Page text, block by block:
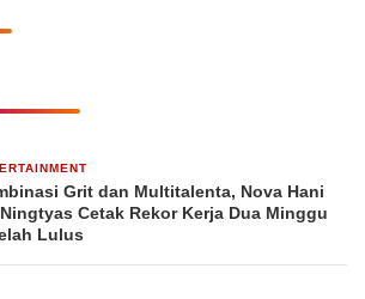
Grit dan Multitalenta, Nova Hani
Cetak Rekor Kerja Dua Minggu
Lulus